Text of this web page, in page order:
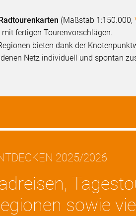
(Maßstab 1:150.000,
fertigen Tourenvorschlägen.
bieten dank der
Netz individuell und spontan
2025/2026
sowie